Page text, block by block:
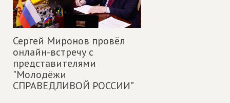
Сергей Миронов провёл
онлайн-встречу с
представителями
"Молодёжи
СПРАВЕДЛИВОЙ РОССИИ"